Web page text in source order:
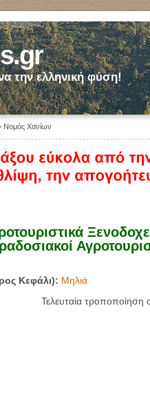
την ελληνική φύση!
Νομός Χανίων
Κεφάλι): Μηλιά
Τελευταία τροποποίηση